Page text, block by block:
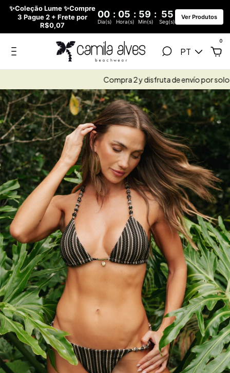
✨Coleção Lume ✨Compre
3 Pague 2 + Frete por
R$0,07
00 : 05 : 59 : 54
Dia(s) Hora(s) Min(s) Seg(s)
Ver Produtos
PT
0
Compra 2 y disfruta de envío por solo $30